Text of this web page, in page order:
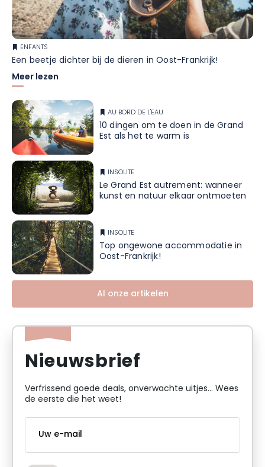
ENFANTS
Een beetje dichter bij de dieren in Oost-Frankrijk!
Meer lezen
AU BORD DE L'EAU
10 dingen om te doen in de Grand
Est als het te warm is
INSOLITE
Le Grand Est autrement: wanneer
kunst en natuur elkaar ontmoeten
INSOLITE
Top ongewone accommodatie in
Oost-Frankrijk!
Al onze artikelen
Nieuwsbrief
Verfrissend goede deals, onverwachte uitjes... Wees
de eerste die het weet!